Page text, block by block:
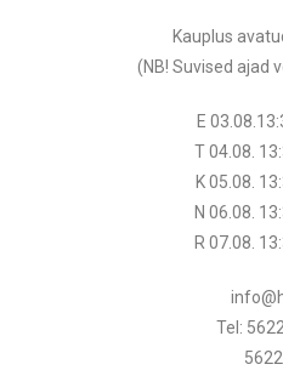
Kauplus
(NB! Suvised ajad
E
T 04.08.
K 05.08.
N 06.08.
R 07.08.
Tel:
5622